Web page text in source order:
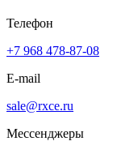
Телефон
+7 968 478-87-08
E-mail
sale@rxce.ru
Мессенджеры